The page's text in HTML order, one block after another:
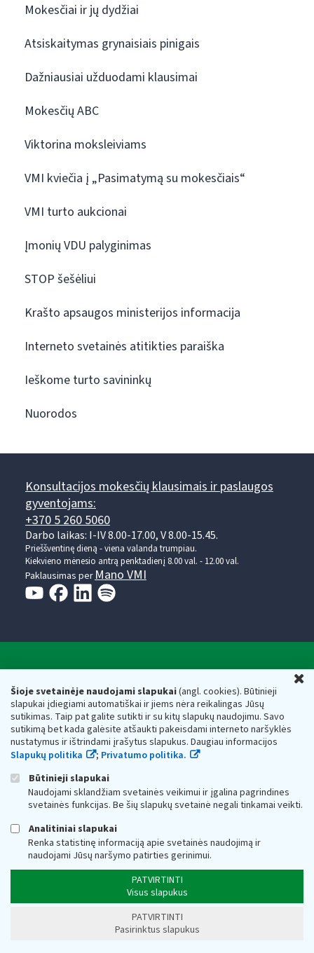
Šioje svetainėje naudojami slapukai(angl. cookies). Būtinieji
slapukai įdiegiami automatiškai ir jiems nėra reikalingas Jūsų
sutikimas. Taip pat galite sutikti ir su kitų slapukų naudojimu. Savo
sutikimą bet kada galėsite atšaukti pakeisdami interneto naršyklės
nustatymus ir ištrindami įrašytus slapukus. Daugiau informacijos
Slapukų politika
; Privatumo politika.
Būtinieji slapukai
Naudojami sklandžiam svetainės veikimui ir įgalina pagrindines
svetainės funkcijas. Be šių slapukų svetainė negali tinkamai veikti.
Analitiniai slapukai
Renka statistinę informaciją apie svetainės naudojimą ir
naudojami Jūsų naršymo patirties gerinimui.
PATVIRTINTI
Visus slapukus
PATVIRTINTI
Pasirinktus slapukus
Mokesčiai ir jų dydžiai
Atsiskaitymas grynaisiais pinigais
Dažniausiai užduodami klausimai
Mokesčių ABC
Viktorina moksleiviams
VMI kviečia į „Pasimatymą su mokesčiais“
VMI turto aukcionai
Įmonių VDU palyginimas
STOP šešėliui
Krašto apsaugos ministerijos informacija
Interneto svetainės atitikties paraiška
Ieškome turto savininkų
Nuorodos
Konsultacijos mokesčių klausimais ir paslaugos
gyventojams:
+370 5 260 5060
Darbo laikas: I-IV 8.00-17.00, V 8.00-15.45.
Prieššventinę dieną - viena valanda trumpiau.
Kiekvieno mėnesio antrą penktadienį 8.00 val. - 12.00 val.
Paklausimas per Mano VMI
Respublikos finansų ministerijos
Biudžetinė įstaiga. Juridinio asmens kodas — 188659752,
adresas: Vasario 16-osios g. 14, 01107 Vilnius, Lietuva, el.paštas:
vmi@vmi.lt, E. pristatymo dėžutės adresas 188659752
Duomenys apie Valstybinę mokesčių inspekciją prie Lietuvos
Respublikos finansų ministerijos kaupiami ir saugomi Juridinių